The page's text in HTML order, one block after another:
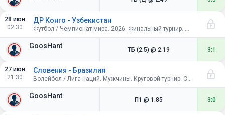
28 июн
02:30
GoosHant
ДР Конго - Узбекистан
Футбол / Чемпионат мира. 2026. Финальный турнир. США, Канада, Мексика. Групповой этап
ТБ (2.5) @ 2.19 3:1
27 июн
21:30
GoosHant
Словения - Бразилия
Волейбол / Лига наций. Мужчины. Круговой турнир. Словения
П1 @ 1.85 3:0